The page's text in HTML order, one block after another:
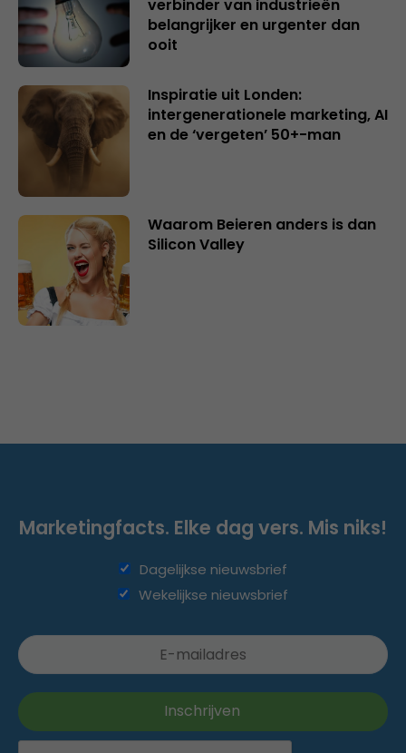
verbinder van industrieën
belangrijker en urgenter dan
ooit
Inspiratie uit Londen:
intergenerationele marketing, AI
en de ‘vergeten’ 50+-man
Waarom Beieren anders is dan
Silicon Valley
Marketingfacts. Elke dag vers. Mis niks!
Dagelijkse nieuwsbrief
Wekelijkse nieuwsbrief